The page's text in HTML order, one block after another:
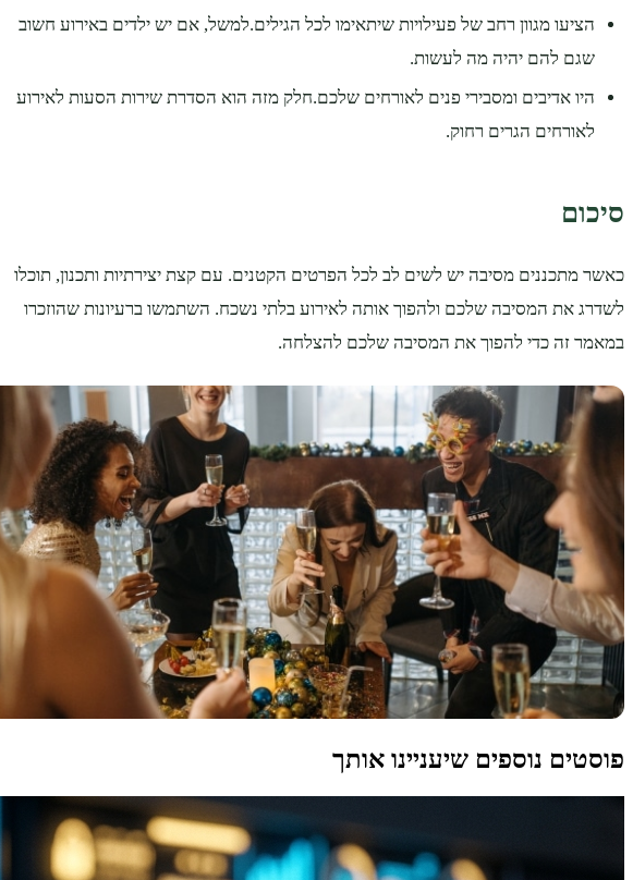
הציעו מגוון רחב של פעילויות שיתאימו לכל הגילים.למשל, אם יש ילדים באירוע חשוב
שגם להם יהיה מה לעשות.
היו אדיבים ומסבירי פנים לאורחים שלכם.חלק מזה הוא הסדרת שירות הסעות לאירוע
לאורחים הגרים רחוק.
סיכום
כאשר מתכננים מסיבה יש לשים לב לכל הפרטים הקטנים. עם קצת יצירתיות ותכנון, תוכלו
לשדרג את המסיבה שלכם ולהפוך אותה לאירוע בלתי נשכח. השתמשו ברעיונות שהוזכרו
במאמר זה כדי להפוך את המסיבה שלכם להצלחה.
פוסטים נוספים שיעניינו אותך